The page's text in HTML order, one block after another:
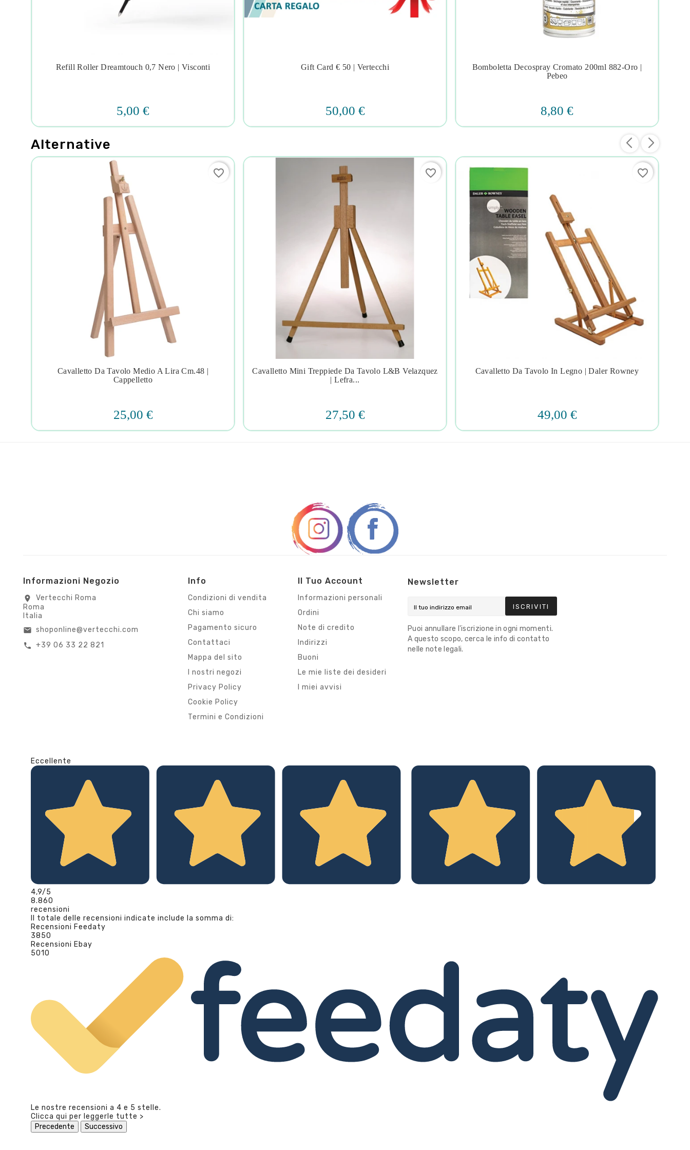

Refill Roller Dreamtouch 0,7 Nero | Visconti
5,00 €

Gift Card € 50 | Vertecchi
50,00 €
 
Bomboletta Decospray Cromato 200ml 882-Oro |
Pebeo
8,80 €
Alternative
 
Cavalletto Da Tavolo Medio A Lira Cm.48 |
Cappelletto
25,00 €
favorite_border
 
Cavalletto Mini Treppiede Da Tavolo L&b Velazquez
| Lefra...
27,50 €
favorite_border

Cavalletto Da Tavolo In Legno | Daler Rowney
49,00 €
favorite_border
Informazioni Negozio
location_on
Vertecchi Roma
Roma
Italia
email shoponline@vertecchi.com
call +39 06 33 22 821
Info
Condizioni di vendita
Chi siamo
Pagamento sicuro
Contattaci
Mappa del sito
I nostri negozi
Privacy Policy
Cookie Policy
Termini e Condizioni
Il Tuo Account
Informazioni personali
Ordini
Note di credito
Indirizzi
Buoni
Le mie liste dei desideri
I miei avvisi
Newsletter
ISCRIVITI
Puoi annullare l'iscrizione in ogni momenti.
A questo scopo, cerca le info di contatto
nelle note legali.
Eccellente
4,9/5
8.860
recensioni
Il totale delle recensioni indicate include la somma di:
Recensioni Feedaty
3850
Recensioni Ebay
5010
Le nostre recensioni a 4 e 5 stelle.
Clicca qui per leggerle tutte >
Precedente
Successivo